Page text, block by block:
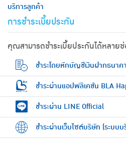
บริการลูกค้า
การชำระเบี้ยประกัน
คุณสามารถชำระเบี้ยประกันได้หลาย
ชำระโดยหักบัญชีเงินฝากธนาค
ชำระผ่านแอปพลิเคชัน BLA
ชำระผ่าน LINE Official
ชำระผ่านเว็บไซต์บริษัท (ระบบ